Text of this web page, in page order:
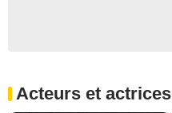
Acteurs et actrices